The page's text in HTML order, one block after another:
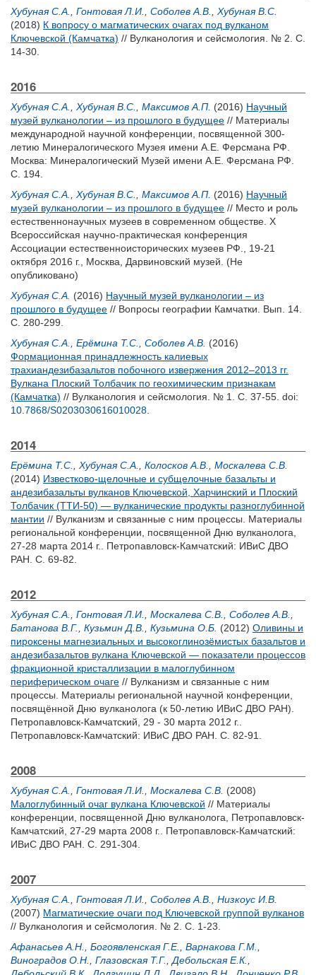
Хубуная С.А. Гонтовая Л.И. Соболев А.В.
Хубуная В.С.
(2018) К вопросу о магматических очагах под вулканом
Ключевской (Камчатка) // Вулканология и сейсмология. № 2. С.
14-30.
2016
Хубуная С.А. Хубуная В.С. Максимов А.П. (2016) Научный
музей вулканологии – из прошлого в будущее // Материалы
международной научной конференции, посвященной 300-
летию Минералогического Музея имени А.Е. Ферсмана РФ.
Москва: Минералогический Музей имени А.Е. Ферсмана РФ.
С. 194.
Хубуная С.А.
Хубуная В.С. Максимов А.П. (2016) Научный
музей вулканологии – из прошлого в будущее // Место и роль
естественнонаучных музеев в современном обществе. X
Всероссийская научно-практическая конференция
Ассоциации естественноисторических музеев РФ., 19-21
октября 2016 г., Москва, Дарвиновский музей. (Не
опубликовано)
Хубуная С.А. (2016) Научный музей вулканологии – из
прошлого в будущее // Вопросы географии Камчатки. Вып. 14.
С. 280-299.
Хубуная С.А.
Ерёмина Т.С. Соболев А.В. (2016)
Формационная принадлежность калиевых
трахиандезибазальтов побочного извержения 2012–2013 гг.
Вулкана Плоский Толбачик по геохимическим признакам
(Камчатка) // Вулканология и сейсмология. № 1. С. 37-55. doi:
10.7868/S0203030616010028
2014
Ерёмина Т.С. Хубуная С.А. Колосков А.В.
Москалева С.В.
(2014) Известково-щелочные и субщелочные базальты и
андезибазальты вулканов Ключевской, Харчинский и Плоский
Толбачик (ТТИ-50) — вулканические продукты разноглубинной
мантии // Вулканизм и связанные с ним процессы. Материалы
региональной конференции, посвященной Дню вулканолога,
27-28 марта 2014 г.. Петропавловск-Камчатский: ИВиС ДВО
РАН. С. 69-82.
2012
Хубуная С.А. Гонтовая Л.И. Москалева С.В. Соболев А.В.
Батанова В.Г.
Кузьмин Д.В. Кузьмина О.Б. (2012) Оливины и
пироксены магнезиальных и высокоглинозёмистых базальтов и
андезибазальтов вулкана Ключевской — показатели процессов
фракционной кристаллизации в малоглубинном
периферическом очаге // Вулканизм и связанные с ним
процессы. Материалы региональной научной конференции,
посвящённой Дню вулканолога (к 50-летию ИВиС ДВО РАН).
Петропавловск-Камчатский, 29 - 30 марта 2012 г..
Петропавловск-Камчатский: ИВиС ДВО РАН. С. 82-91.
2008
Хубуная С.А. Гонтовая Л.И. Москалева С.В. (2008)
Малоглубинный очаг вулкана Ключевской // Материалы
конференции, посвященной Дню вулканолога, Петропавловск-
Камчатский, 27-29 марта 2008 г.. Петропавловск-Камчатский:
ИВиС ДВО РАН. С. 291-304.
2007
Хубуная С.А. Гонтовая Л.И. Соболев А.В.
Низкоус И.В.
(2007) Магматические очаги под Ключевской группой вулканов
// Вулканология и сейсмология. № 2. С. 1-23.
Афанасьев А.Н.
Богоявленская Г.Е. Варнакова Г.М.
Виноградов О.Н.
Глазовская Т.Г. Дебольская Е.К.